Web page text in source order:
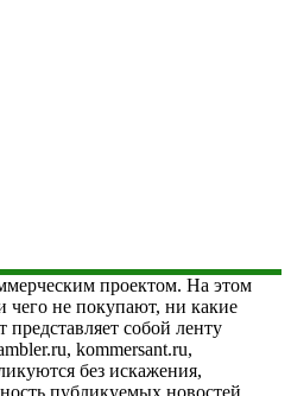
проектом. На этом
чего не покупают, ни какие
собой ленту
kommersant.ru,
без искажения,
публикуемых новостей